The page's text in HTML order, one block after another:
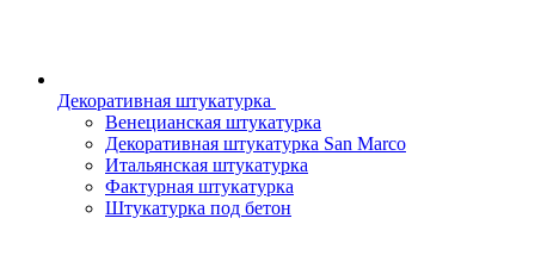
Декоративная штукатурка
Венецианская штукатурка
Декоративная штукатурка San Marco
Итальянская штукатурка
Фактурная штукатурка
Штукатурка под бетон